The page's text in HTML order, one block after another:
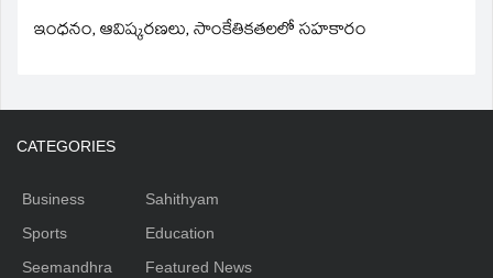
ఇంధనం, ఆవిష్కరణలు, సాంకేతికతలలో సహకారం
CATEGORIES
Business
Sports
Seemandhra
Sahithyam
Education
Featured News